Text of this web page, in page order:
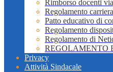
Rimborso docenti
Regolamento
Patto educativo di
Regolamento
Regolamento di
REGOLAMENTO
Privacy
Attività Sindacale